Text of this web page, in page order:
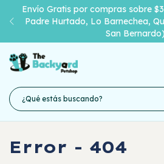
Envío Gratis por compras sobre
Padre Hurtado, Lo Barnechea,
San
Error - 404